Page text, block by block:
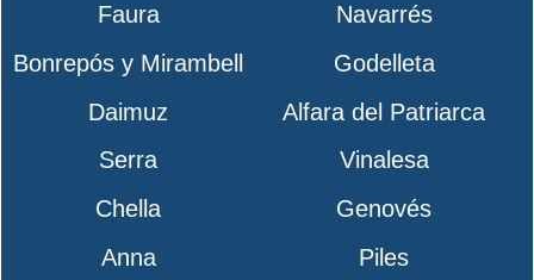
Faura
Navarrés
Bonrepós y Mirambell
Godelleta
Daimuz
Alfara del Patriarca
Serra
Vinalesa
Chella
Genovés
Anna
Piles